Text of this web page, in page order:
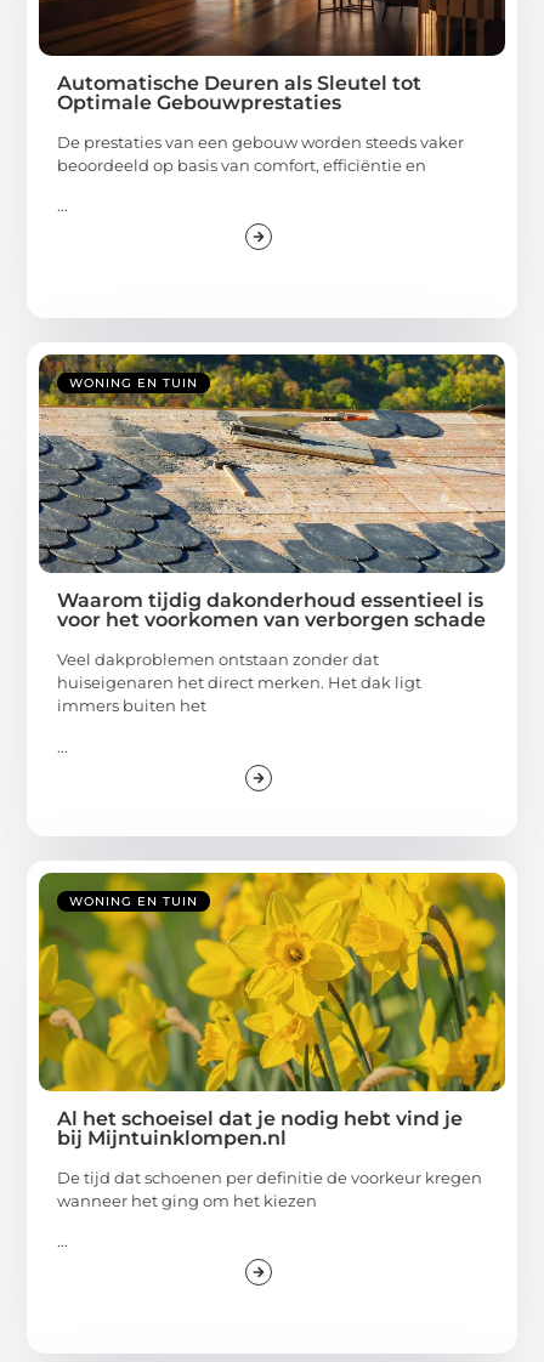
Automatische Deuren als Sleutel tot
Optimale Gebouwprestaties
De prestaties van een gebouw worden steeds vaker
beoordeeld op basis van comfort, efficiëntie en
...
WONING EN TUIN
Waarom tijdig dakonderhoud essentieel is
voor het voorkomen van verborgen schade
Veel dakproblemen ontstaan zonder dat
huiseigenaren het direct merken. Het dak ligt
immers buiten het
...
WONING EN TUIN
Al het schoeisel dat je nodig hebt vind je
bij Mijntuinklompen.nl
De tijd dat schoenen per definitie de voorkeur kregen
wanneer het ging om het kiezen
...